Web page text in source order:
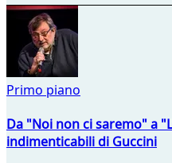
Primo piano
Da "Noi non ci saremo" a
indimenticabili di Guccini